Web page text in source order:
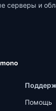
серверы и
Помощь